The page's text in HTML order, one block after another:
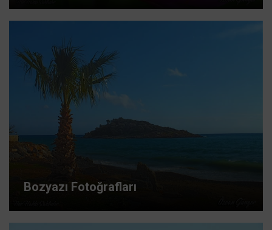
Bozyazı Fotoğrafları